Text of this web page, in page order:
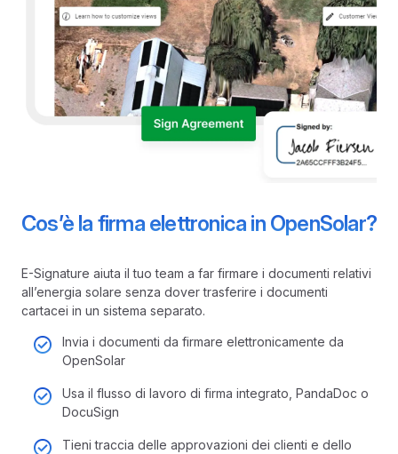
Cos’è la firma elettronica in OpenSolar?
E-Signature aiuta il tuo team a far firmare i documenti relativi
all’energia solare senza dover trasferire i documenti
cartacei in un sistema separato.
Invia i documenti da firmare elettronicamente da
OpenSolar
Usa il flusso di lavoro di firma integrato, PandaDoc o
DocuSign
Tieni traccia delle approvazioni dei clienti e dello